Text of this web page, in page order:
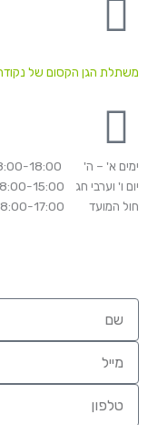
משתלת הגן הקסום של
ימים א' – ה' 08:00-18:00
יום ו' וערבי חג 08:00-15:00
חול המועד 08:00-17:00